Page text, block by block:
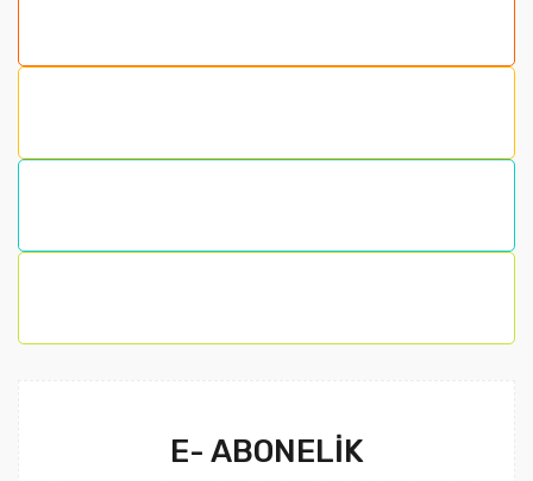
Bu ürüne benzer farklı alternatifler olmalı.
E- ABONELİK